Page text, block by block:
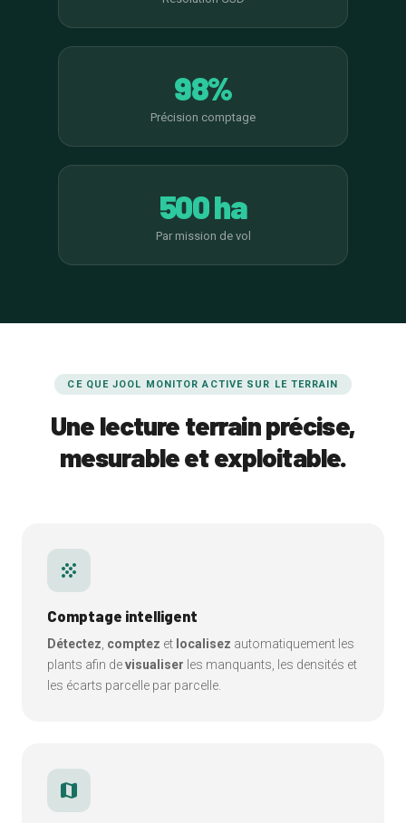
98%
Précision comptage
500 ha
Par mission de vol
CE QUE JOOL MONITOR ACTIVE SUR LE TERRAIN
Une lecture terrain précise,
mesurable et exploitable.
grain
Comptage intelligent
Détectez comptez et localisez automatiquement les
plants afin devisualiser les manquants, les densités et
les écarts parcelle par parcelle.
map